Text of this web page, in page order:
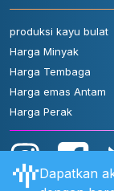
produksi kayu bulat
Harga Minyak
Harga Tembaga
Harga emas Antam
Harga Perak
Dapatkan